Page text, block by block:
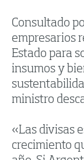
Consultado
empresarios
Estado para
insumos y
ministro
«Las divisas
crecimiento